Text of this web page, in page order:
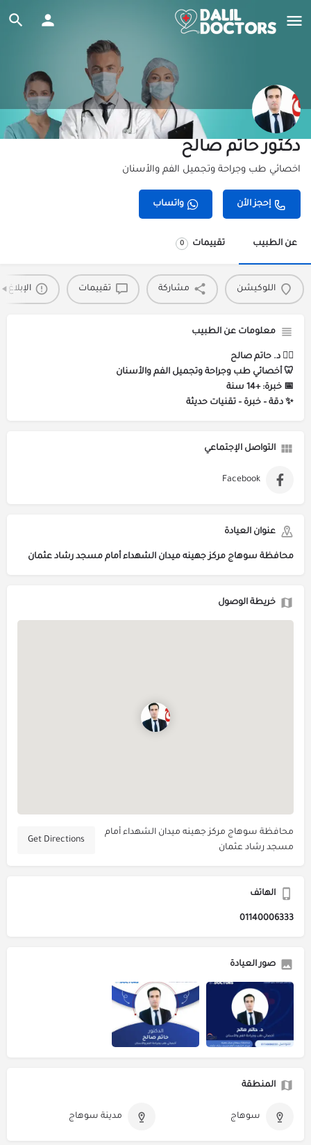
دكتور حاتم صالح
اخصائي طب وجراحة وتجميل الفم والأسنان
إحجز الأن واتساب
عن الطبيب تقييمات 0
اللوكيشن مشاركة تقييمات
معلومات عن الطبيب
👨‍⚕️ د. حاتم صالح
🦷 أخصائي طب وجراحة وتجميل الفم والأسنان
📅 خبرة: +14 سنة
✨ دقة – خبرة – تقنيات حديثة
التواصل الإجتماعي
Facebook
عنوان العيادة
محافظة سوهاج مركز جهينه ميدان الشهداء أمام مسجد رشاد عثمان
خريطة الوصول
محافظة سوهاج مركز جهينه ميدان الشهداء أمام
مسجد رشاد عثمان
Get Directions
الهاتف
01140006333
صور العيادة
المنطقة
سوهاج مدينة سوهاج